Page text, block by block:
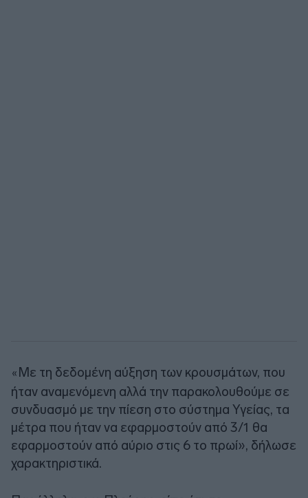
« Με τη δεδομένη αύξηση των κρουσμάτων, που
ήταν αναμενόμενη αλλά την παρακολουθούμε σε
συνδυασμό με την πίεση στο σύστημα Υγείας, τα
μέτρα που ήταν να εφαρμοστούν από 3/1 θα
εφαρμοστούν από αύριο στις 6 το πρωί», δήλωσε
χαρακτηριστικά.